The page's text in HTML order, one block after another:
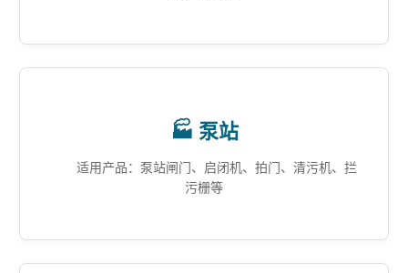
🏭 泵站
适用产品：泵站闸门、启闭机、拍门、清污机、拦
污栅等